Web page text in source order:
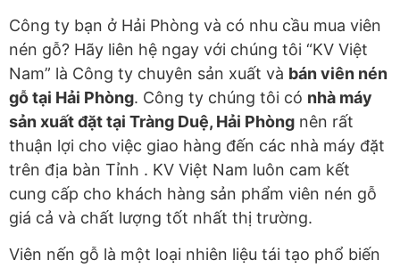
Công ty bạn ở Hải Phòng và có nhu cầu mua viên
nén gỗ? Hãy liên hệ ngay với chúng tôi “KV Việt
Nam” là Công ty chuyên sản xuất và bán viên nén
gỗ tại Hải Phòng. Công ty chúng tôi có nhà máy
sản xuất đặt tại Tràng Duệ, Hải Phòng nên rất
thuận lợi cho việc giao hàng đến các nhà máy đặt
trên địa bàn Tỉnh . KV Việt Nam luôn cam kết
cung cấp cho khách hàng sản phẩm viên nén gỗ
giá cả và chất lượng tốt nhất thị trường.
Viên nến gỗ là một loại nhiên liệu tái tạo phổ biến